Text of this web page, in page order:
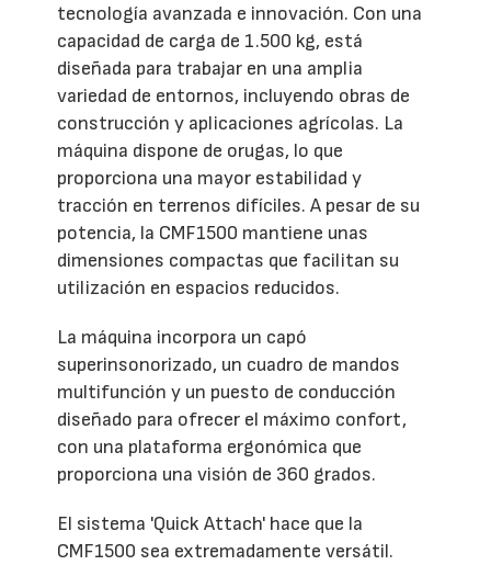
tecnología avanzada e innovación. Con una
capacidad de carga de 1.500 kg, está
diseñada para trabajar en una amplia
variedad de entornos, incluyendo obras de
construcción y aplicaciones agrícolas. La
máquina dispone de orugas, lo que
proporciona una mayor estabilidad y
tracción en terrenos difíciles. A pesar de su
potencia, la CMF1500 mantiene unas
dimensiones compactas que facilitan su
utilización en espacios reducidos.
La máquina incorpora un capó
superinsonorizado, un cuadro de mandos
multifunción y un puesto de conducción
diseñado para ofrecer el máximo confort,
con una plataforma ergonómica que
proporciona una visión de 360 grados.
El sistema 'Quick Attach' hace que la
CMF1500 sea extremadamente versátil.